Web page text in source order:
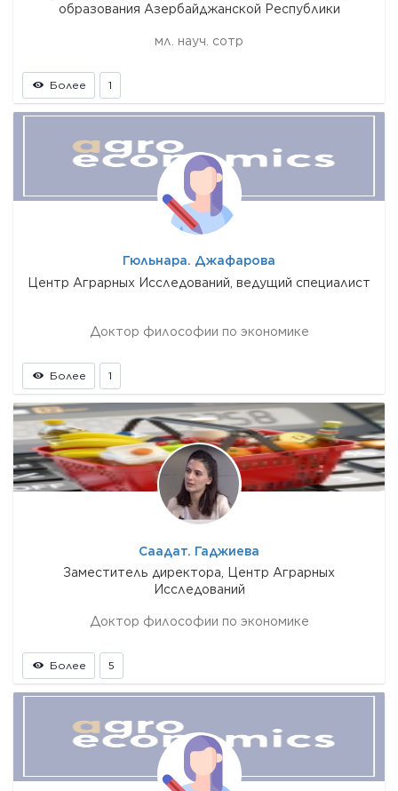
образования Азербайджанской Республики
мл. науч. сотр
Более 1
Гюльнара. Джафарова
Центр Аграрных Исследований, ведущий специалист
Доктор философии по экономике
Более 1
Саадат. Гаджиева
Заместитель директора, Центр Аграрных
Исследований
Доктор философии по экономике
Более 5